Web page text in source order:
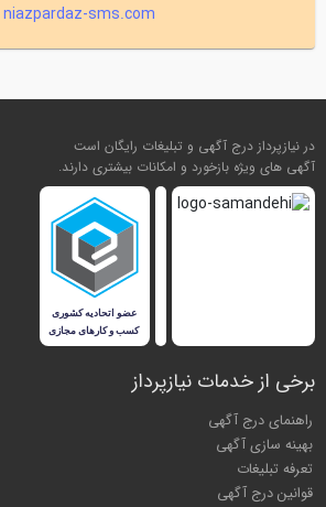
niazpardaz-sms.com
در نیازپرداز درج آگهی و تبلیغات رایگان است
آگهی های ویژه بازخورد و امکانات بیشتری دارند.
برخی از خدمات نیازپرداز
راهنمای درج آگهی
بهینه سازی آگهی
تعرفه تبلیغات
قوانین درج آگهی